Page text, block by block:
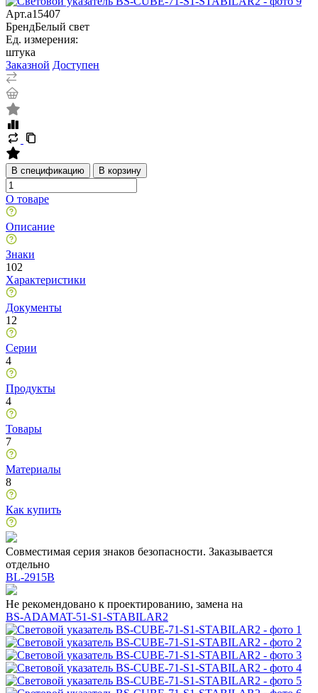
Арт.a15407
БрендБелый свет
Ед. измерения:
штука
Заказной Доступен
В спецификацию В корзину
О товаре
Описание
Знаки
102
Характеристики
Документы
12
Серии
4
Продукты
4
Товары
7
Материалы
8
Как купить
Совместимая серия знаков безопасности. Заказывается
отдельно
BL-2915B
Не рекомендовано к проектированию, замена на
BS-ADAMAT-51-S1-STABILAR2